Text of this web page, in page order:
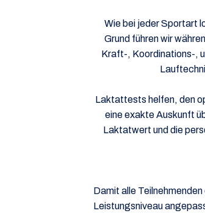
Wie bei jeder Sportart
Grund führen wir
Kraft-, Koordinations-,
Laktattests helfen, den
eine exakte Auskunft
Laktatwert und die
Damit alle
Leistungsniveau